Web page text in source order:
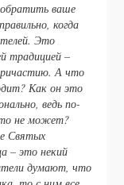
ваше
когда
Это
традицией –
А что
Как он это
ведь по-
не может?
Святых
– это некий
думают, что